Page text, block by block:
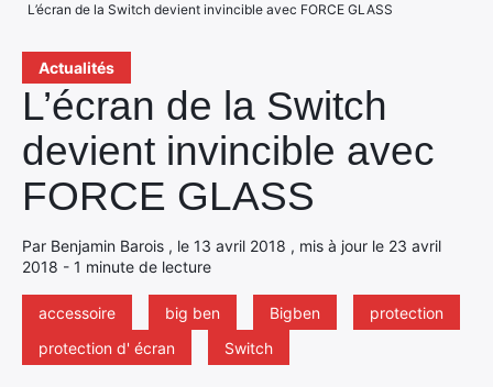
Actualités
L’écran de la Switch
devient invincible avec
FORCE GLASS
Par Benjamin Barois , le 13 avril 2018 , mis à jour le 23 avril
2018 - 1 minute de lecture
accessoire big ben Bigben
protection
protection d' écran
Switch
L’écran de la Switch devient invincible avec FORCE GLASS